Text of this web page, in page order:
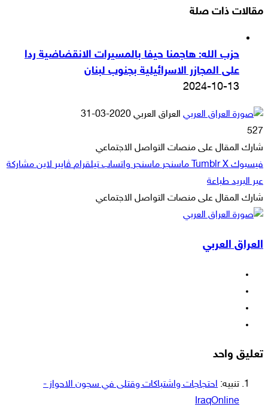
مقالات ذات صلة
حزب الله: هاجمنا حيفا بالمسيرات الانقضاضية ردا
على المجازر الاسرائيلية بجنوب لبنان
2024-10-13
العراق العربي أرسل
إلكترونيا
2020-03-31
527
شارك المقال على منصات التواصل الاجتماعي
فيسبوك ‫X ماسنجر ماسنجر واتساب تيلقرام ڤايبر لاين مشاركة
عبر البريد طباعة
شارك المقال على منصات التواصل الاجتماعي
فيسبوك
‫X
ماسنجر
ماسنجر
واتساب
تيلقرام
ڤايبر
لاين
مشاركة
البريد
طباعة
العراق العربي
تعليق واحد
تنبيه: ‎احتجاجات واشتباكات وقتلى في سجون الاحواز -
IraqOnline